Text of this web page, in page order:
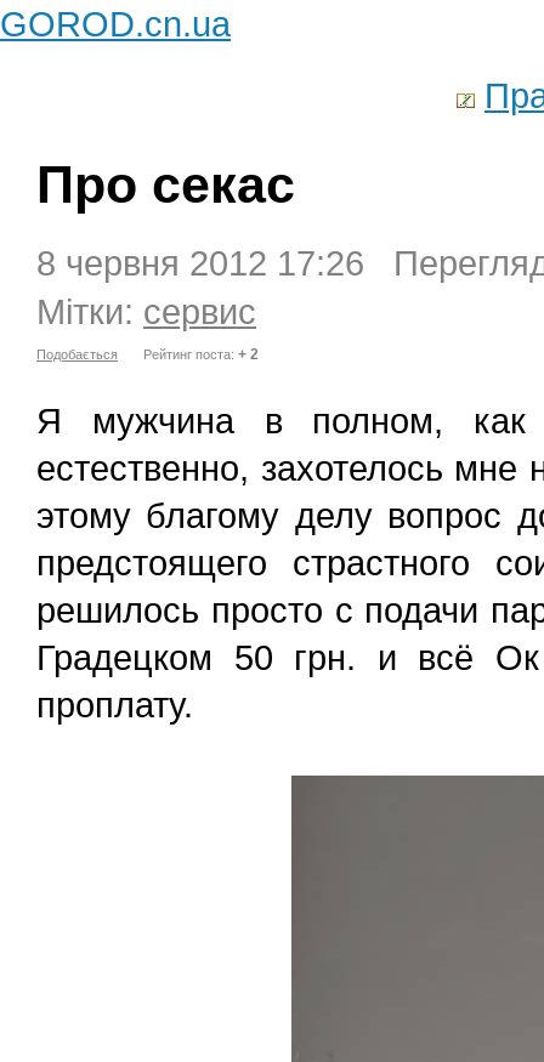
GOROD.cn.ua
Про секас
8 червня 2012 17:26
Мітки: сервис
Подобається Рейтинг поста: + 2
Я мужчина в полном, как
естественно, захотелось
этому благому делу вопрос
предстоящего страстного
решилось просто с подачи
Градецком 50 грн. и всё
проплату.